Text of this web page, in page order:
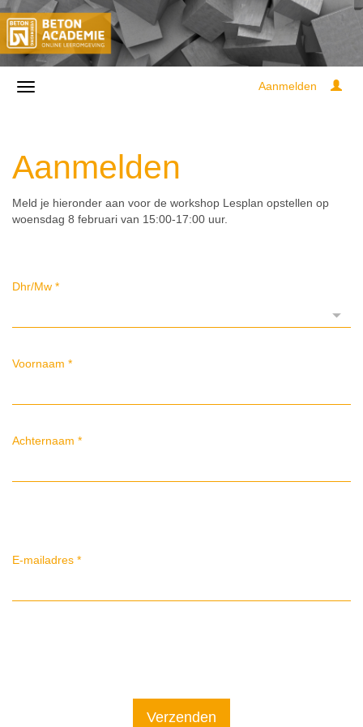
Aanmelden
Aanmelden
Meld je hieronder aan voor de workshop Lesplan opstellen op
woensdag 8 februari van 15:00-17:00 uur.
Dhr/Mw *
Voornaam *
Achternaam *
E-mailadres *
Verzenden